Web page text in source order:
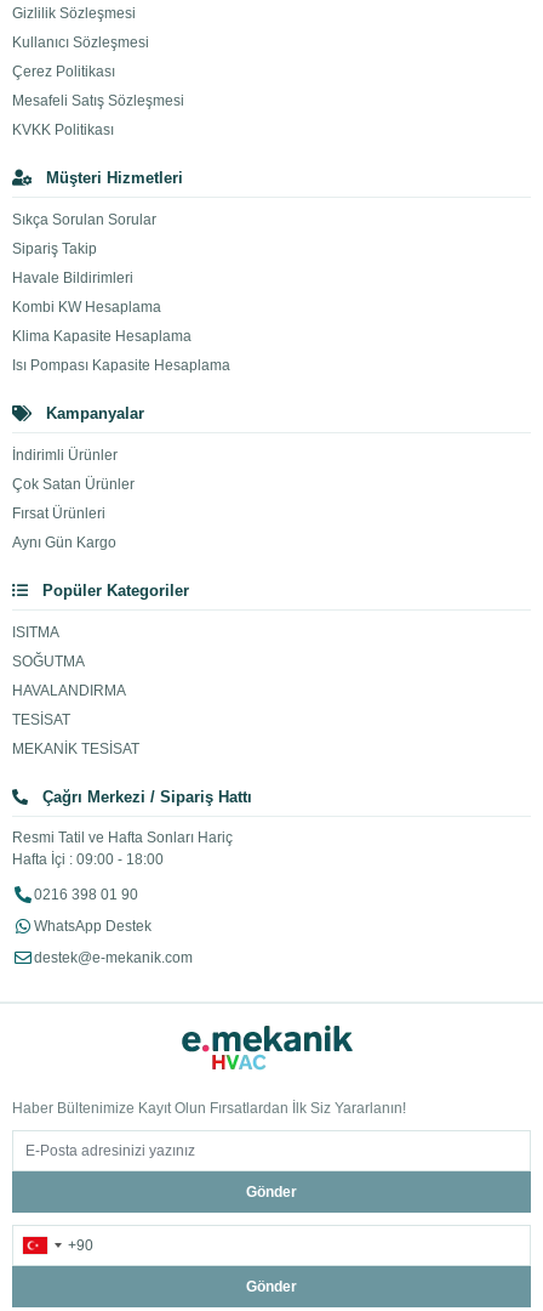
Gizlilik Sözleşmesi
Kullanıcı Sözleşmesi
Çerez Politikası
Mesafeli Satış Sözleşmesi
KVKK Politikası
Müşteri Hizmetleri
Sıkça Sorulan Sorular
Sipariş Takip
Havale Bildirimleri
Kombi KW Hesaplama
Klima Kapasite Hesaplama
Isı Pompası Kapasite Hesaplama
Kampanyalar
İndirimli Ürünler
Çok Satan Ürünler
Fırsat Ürünleri
Aynı Gün Kargo
Popüler Kategoriler
ISITMA
SOĞUTMA
HAVALANDIRMA
TESİSAT
MEKANİK TESİSAT
Çağrı Merkezi / Sipariş Hattı
Resmi Tatil ve Hafta Sonları Hariç
Hafta İçi : 09:00 - 18:00
0216 398 01 90
WhatsApp Destek
destek@e-mekanik.com
Haber Bültenimize Kayıt Olun Fırsatlardan İlk Siz Yararlanın!
Gönder
Gönder